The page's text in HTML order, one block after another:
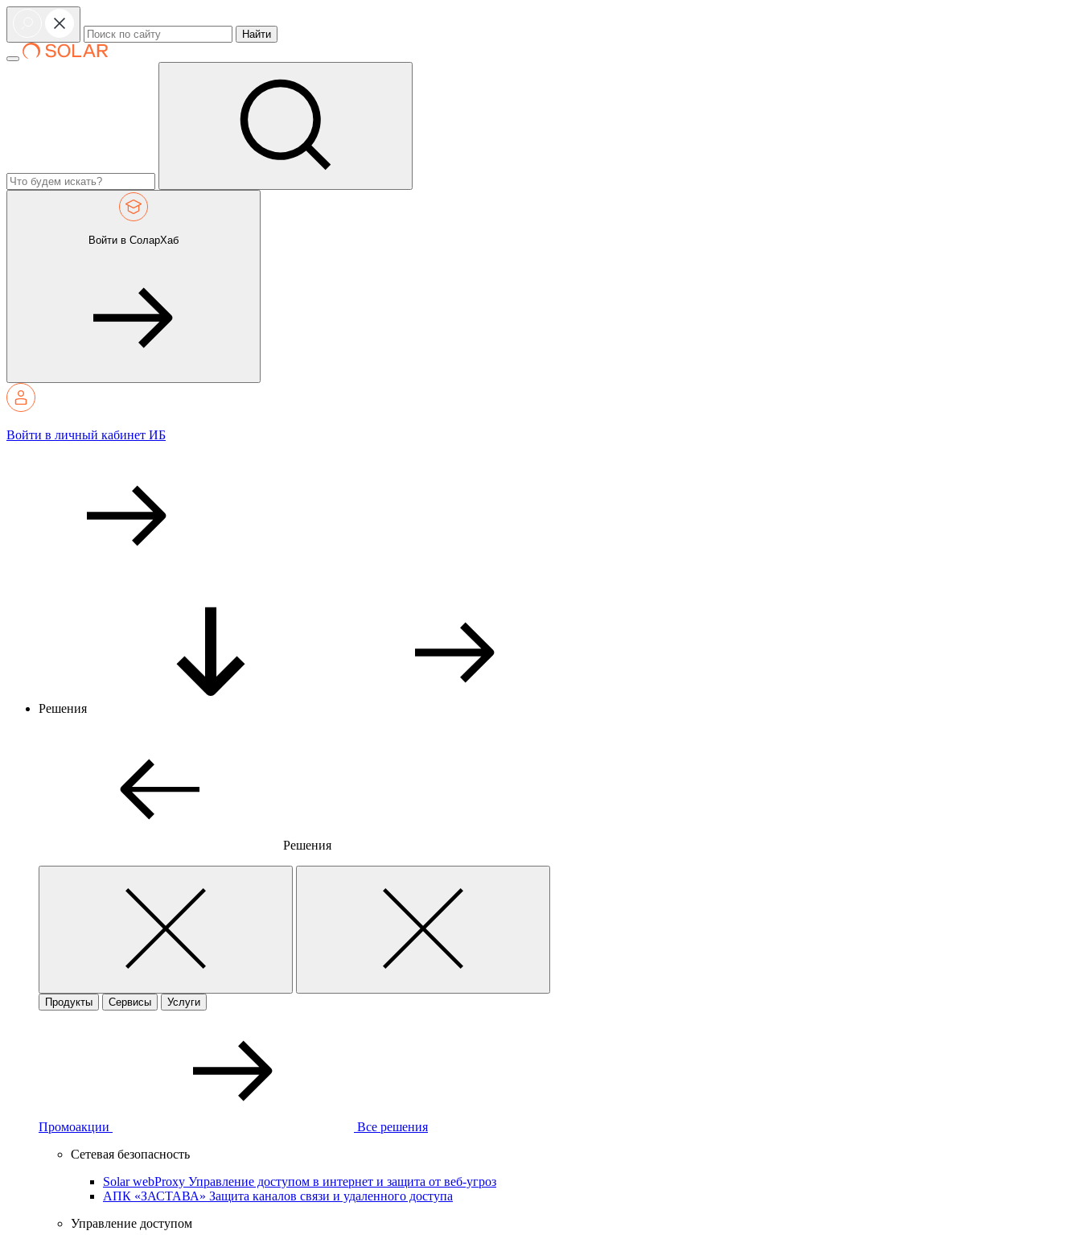
Найти
Войти в СоларХаб
Войти в личный кабинет ИБ
Решения
Решения
Продукты Сервисы Услуги
Промоакции
Все решения
Сетевая безопасность
Solar webProxy Управление доступом в интернет и защита от веб-угроз
АПК «ЗАСТАВА» Защита каналов связи и удаленного доступа
Управление доступом